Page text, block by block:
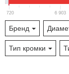
720 6 903
Бренд
Тип кромки